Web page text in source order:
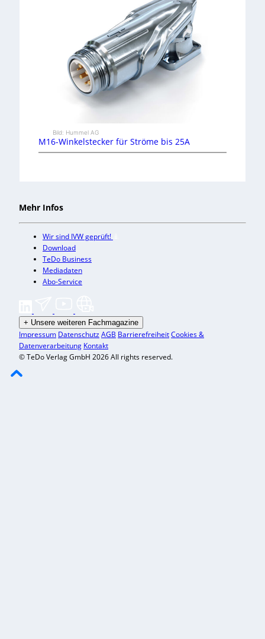
Bild: Hummel AG
M16-Winkelstecker für Ströme bis 25A
Mehr Infos
Wir sind IVW geprüft!
Download
TeDo Business
Mediadaten
Abo-Service
+ Unsere weiteren Fachmagazine
Impressum DatenschutzAGB BarrierefreiheitCookies &
Datenverarbeitung Kontakt
© TeDo Verlag GmbH 2026 All rights reserved.